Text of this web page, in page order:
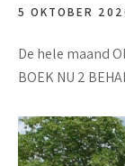
5 OKTOBER
De hele maand
BOEK NU 2